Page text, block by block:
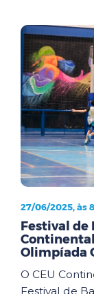
27/06/2025, às
Festival de
Olimpíada
O CEU
Festival de